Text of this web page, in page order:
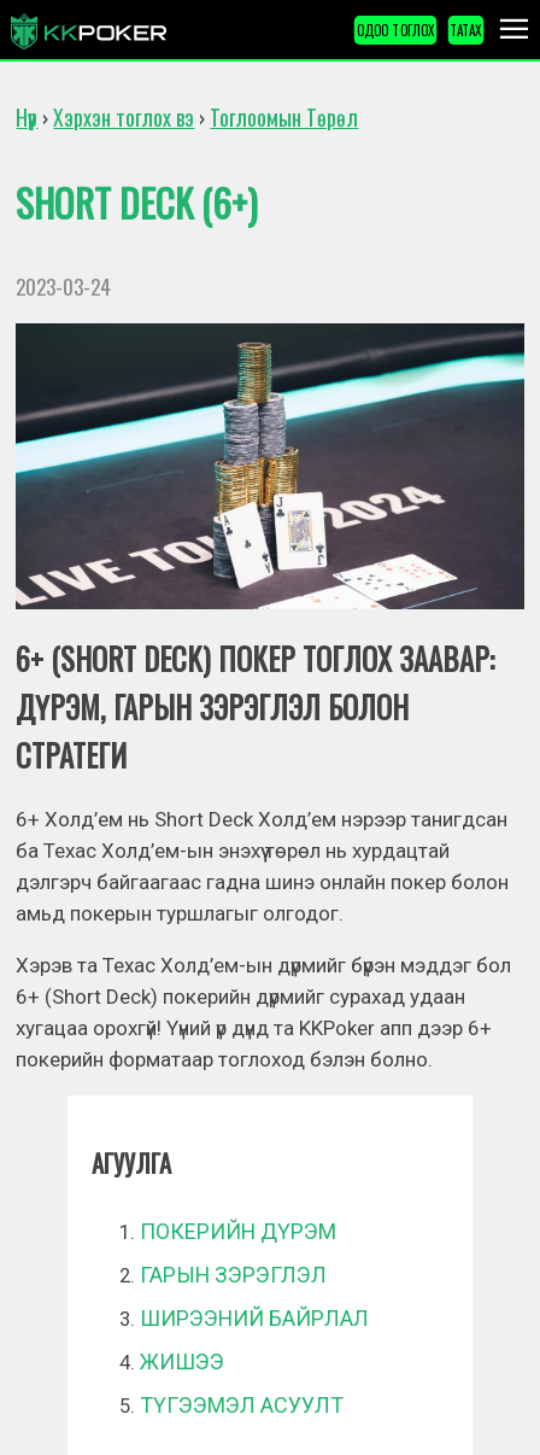
ОДОО ТОГЛОХ ТАТАХ
Нүүр ›Хэрхэн тоглох вэ › Тоглоомын Төрөл
SHORT DECK (6+)
2023-03-24
6+ (SHORT DECK) ПОКЕР ТОГЛОХ ЗААВАР:
ДҮРЭМ, ГАРЫН ЗЭРЭГЛЭЛ БОЛОН
СТРАТЕГИ
6+ Холд’ем нь Short Deck Холд’ем нэрээр танигдсан
ба Техас Холд’ем-ын энэхүү төрөл нь хурдацтай
дэлгэрч байгаагаас гадна шинэ онлайн покер болон
амьд покерын туршлагыг олгодог.
Хэрэв та Техас Холд’ем-ын дүрмийг бүрэн мэддэг бол
6+ (Short Deck) покерийн дүрмийг сурахад удаан
хугацаа орохгүй! Үүний үр дүнд та KKPoker апп дээр 6+
покерийн форматаар тоглоход бэлэн болно.
АГУУЛГА
ПОКЕРИЙН ДҮРЭМ
ГАРЫН ЗЭРЭГЛЭЛ
ШИРЭЭНИЙ БАЙРЛАЛ
ЖИШЭЭ
ТҮГЭЭМЭЛ АСУУЛТ